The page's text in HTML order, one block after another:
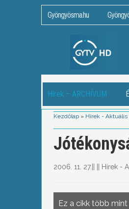
Gyöngyösma.hu
Hírek – ARCHÍVUM
Kezdőlap » Hírek - Aktuális
2006. 11. 27. Hírek -
Ez a cikk több